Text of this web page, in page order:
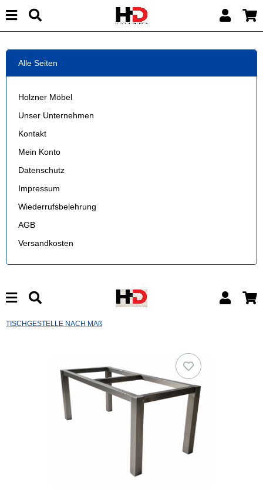
Alle Seiten
Holzner Möbel
Unser Unternehmen
Kontakt
Mein Konto
Datenschutz
Impressum
Wiederrufsbelehrung
AGB
Versandkosten
TISCHGESTELLE NACH MAß